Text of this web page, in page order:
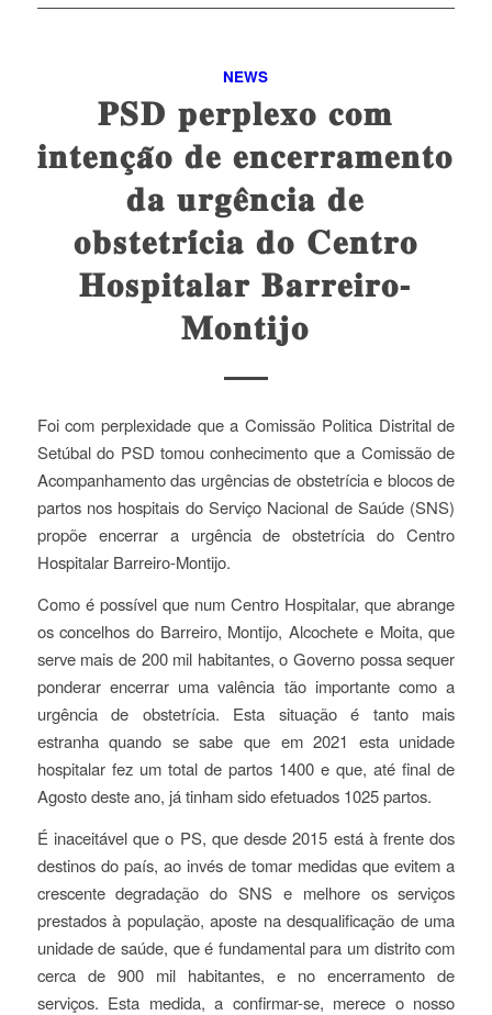
NEWS
𝐏𝐒𝐃 𝐩𝐞𝐫𝐩𝐥𝐞𝐱𝐨 𝐜𝐨𝐦
𝐢𝐧𝐭𝐞𝐧𝐜̧𝐚̃𝐨 𝐝𝐞 𝐞𝐧𝐜𝐞𝐫𝐫𝐚𝐦𝐞𝐧𝐭𝐨
𝐝𝐚 𝐮𝐫𝐠𝐞̂𝐧𝐜𝐢𝐚 𝐝𝐞
𝐨𝐛𝐬𝐭𝐞𝐭𝐫𝐢́𝐜𝐢𝐚 𝐝𝐨 𝐂𝐞𝐧𝐭𝐫𝐨
𝐇𝐨𝐬𝐩𝐢𝐭𝐚𝐥𝐚𝐫 𝐁𝐚𝐫𝐫𝐞𝐢𝐫𝐨-
𝐌𝐨𝐧𝐭𝐢𝐣𝐨
Foi com perplexidade que a Comissão Politica Distrital de
Setúbal do PSD tomou conhecimento que a Comissão de
Acompanhamento das urgências de obstetrícia e blocos de
partos nos hospitais do Serviço Nacional de Saúde (SNS)
propõe encerrar a urgência de obstetrícia do Centro
Hospitalar Barreiro-Montijo.
Como é possível que num Centro Hospitalar, que abrange
os concelhos do Barreiro, Montijo, Alcochete e Moita, que
serve mais de 200 mil habitantes, o Governo possa sequer
ponderar encerrar uma valência tão importante como a
urgência de obstetrícia. Esta situação é tanto mais
estranha quando se sabe que em 2021 esta unidade
hospitalar fez um total de partos 1400 e que, até final de
Agosto deste ano, já tinham sido efetuados 1025 partos.
É inaceitável que o PS, que desde 2015 está à frente dos
destinos do país, ao invés de tomar medidas que evitem a
crescente degradação do SNS e melhore os serviços
prestados à população, aposte na desqualificação de uma
unidade de saúde, que é fundamental para um distrito com
cerca de 900 mil habitantes, e no encerramento de
serviços. Esta medida, a confirmar-se, merece o nosso